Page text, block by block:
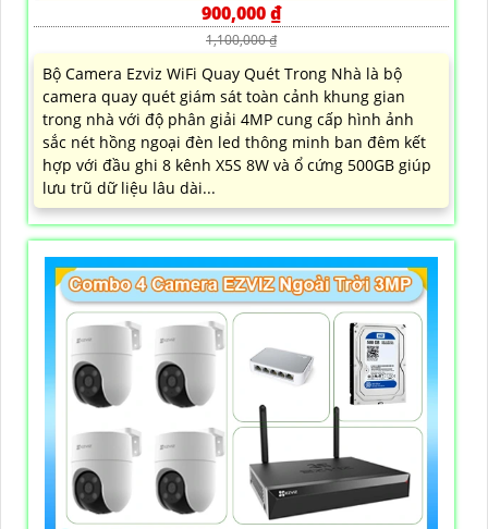
900,000 ₫
1,100,000 ₫
Bộ Camera Ezviz WiFi Quay Quét Trong Nhà là bộ
camera quay quét giám sát toàn cảnh khung gian
trong nhà với độ phân giải 4MP cung cấp hình ảnh
sắc nét hồng ngoại đèn led thông minh ban đêm kết
hợp với đầu ghi 8 kênh X5S 8W và ổ cứng 500GB giúp
lưu trũ dữ liệu lâu dài...